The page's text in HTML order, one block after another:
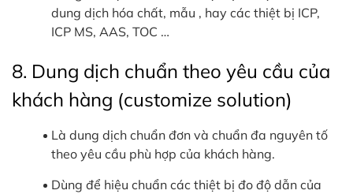
dung dịch hóa chất, mẫu , hay các thiệt bị ICP,
ICP MS, AAS, TOC …
8. Dung dịch chuẩn theo yêu cầu của
khách hàng (customize solution)
Là dung dịch chuẩn đơn và chuẩn đa nguyên tố
theo yêu cầu phù hợp của khách hàng.
Dùng để hiệu chuẩn các thiệt bị đo độ dẫn của